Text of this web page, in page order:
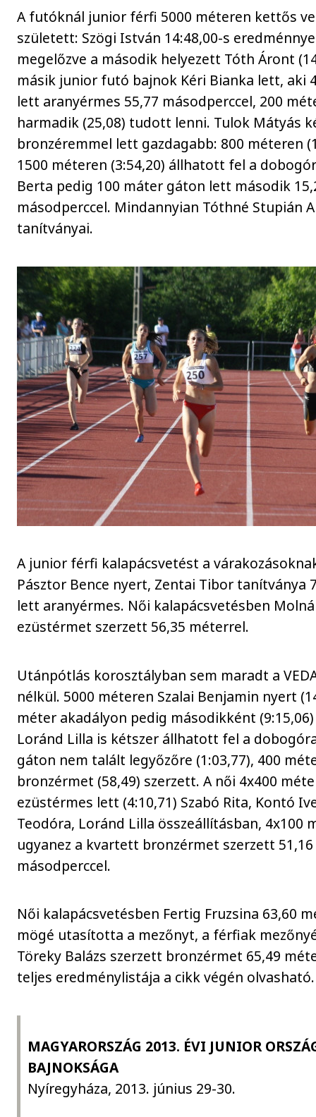
A futóknál junior férfi 5000 méteren kettős
született: Szögi István 14:48,00-s
megelőzve a második helyezett Tóth Áront
másik junior futó bajnok Kéri Bianka lett, aki
lett aranyérmes 55,77 másodperccel, 200
harmadik (25,08) tudott lenni. Tulok Mátyás
bronzéremmel lett gazdagabb: 800 méteren
1500 méteren (3:54,20) állhatott fel a
Berta pedig 100 máter gáton lett második
másodperccel. Mindannyian Tóthné Stupián
tanítványai.
A junior férfi kalapácsvetést a
Pásztor Bence nyert, Zentai Tibor tanítványa
lett aranyérmes. Női kalapácsvetésben
ezüstérmet szerzett 56,35 méterrel.
Utánpótlás korosztályban sem maradt a
nélkül. 5000 méteren Szalai Benjamin nyert
méter akadályon pedig másodikként
Loránd Lilla is kétszer állhatott fel a
gáton nem talált legyőzőre (1:03,77), 400
bronzérmet (58,49) szerzett. A női 4x400
ezüstérmes lett (4:10,71) Szabó Rita, Kontó
Teodóra, Loránd Lilla összeállításban, 4x100
ugyanez a kvartett bronzérmet szerzett 51,16
másodperccel.
Női kalapácsvetésben Fertig Fruzsina 63,60
mögé utasította a mezőnyt, a férfiak
Töreky Balázs szerzett bronzérmet 65,49
teljes eredménylistája a cikk végén olvasható.
MAGYARORSZÁG 2013. ÉVI JUNIOR
BAJNOKSÁGA
Nyíregyháza, 2013. június 29-30.